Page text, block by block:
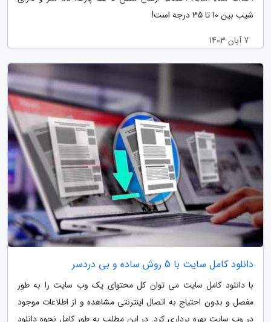
شیب بین 10 تا 35 درجه است!
7 آبان 1403
دانلود کامل سایت با 5 روش ساده و بی دردسر
با دانلود کامل سایت می توان کل محتوای یک وب سایت را به طور
مفصل و بدون احتیاج به اتصال اینترنتی مشاهده و از اطلاعات موجود
در وب سایت بهره برداری کرد. در این مطلب به طور کامل نحوه دانلود